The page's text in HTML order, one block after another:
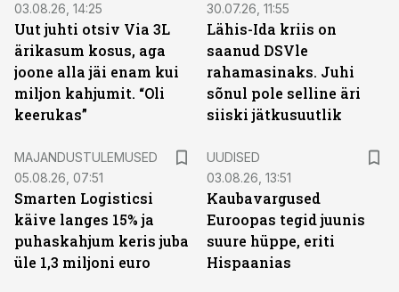
03.08.26, 14:25
Uut juhti otsiv Via 3L
ärikasum kosus, aga
joone alla jäi enam kui
miljon kahjumit. “Oli
keerukas”
30.07.26, 11:55
Lähis-Ida kriis on
saanud DSVle
rahamasinaks. Juhi
sõnul pole selline äri
siiski jätkusuutlik
MAJANDUSTULEMUSED
05.08.26, 07:51
Smarten Logisticsi
käive langes 15% ja
puhaskahjum keris juba
üle 1,3 miljoni euro
UUDISED
03.08.26, 13:51
Kaubavargused
Euroopas tegid juunis
suure hüppe, eriti
Hispaanias